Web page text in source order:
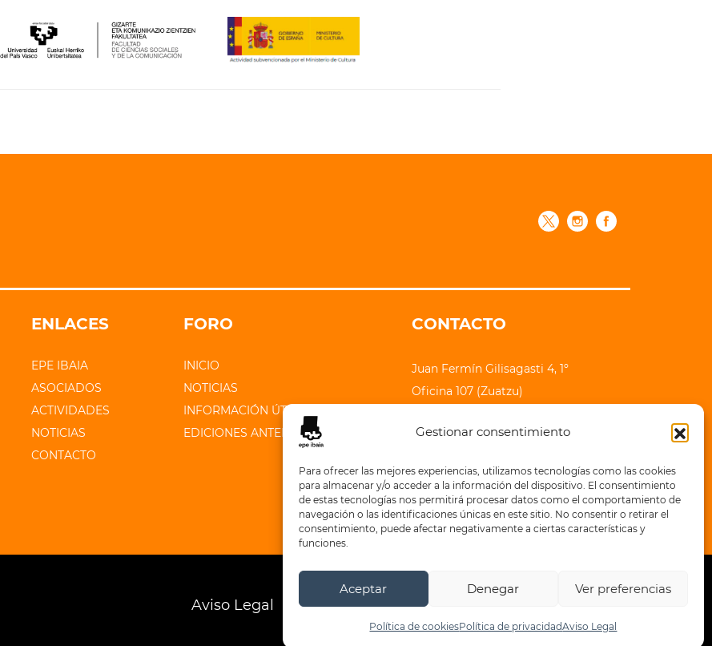
Gestionar consentimiento
Para ofrecer las mejores experiencias, utilizamos tecnologías como las cookies
para almacenar y/o acceder a la información del dispositivo. El consentimiento
de estas tecnologías nos permitirá procesar datos como el comportamiento de
navegación o las identificaciones únicas en este sitio. No consentir o retirar el
consentimiento, puede afectar negativamente a ciertas características y
funciones.
Aceptar Denegar Ver preferencias
Política de cookiesPolítica de privacidadAviso Legal
ENLACES
EPE IBAIA
ASOCIADOS
ACTIVIDADES
NOTICIAS
CONTACTO
FORO
INICIO
NOTICIAS
INFORMACIÓN ÚTIL
EDICIONES ANTERIORES
CONTACTO
Juan Fermín Gilisagasti 4, 1º
Oficina 107 (Zuatzu)
+34 943 32 71 83
Aviso Legal Política de privacidad